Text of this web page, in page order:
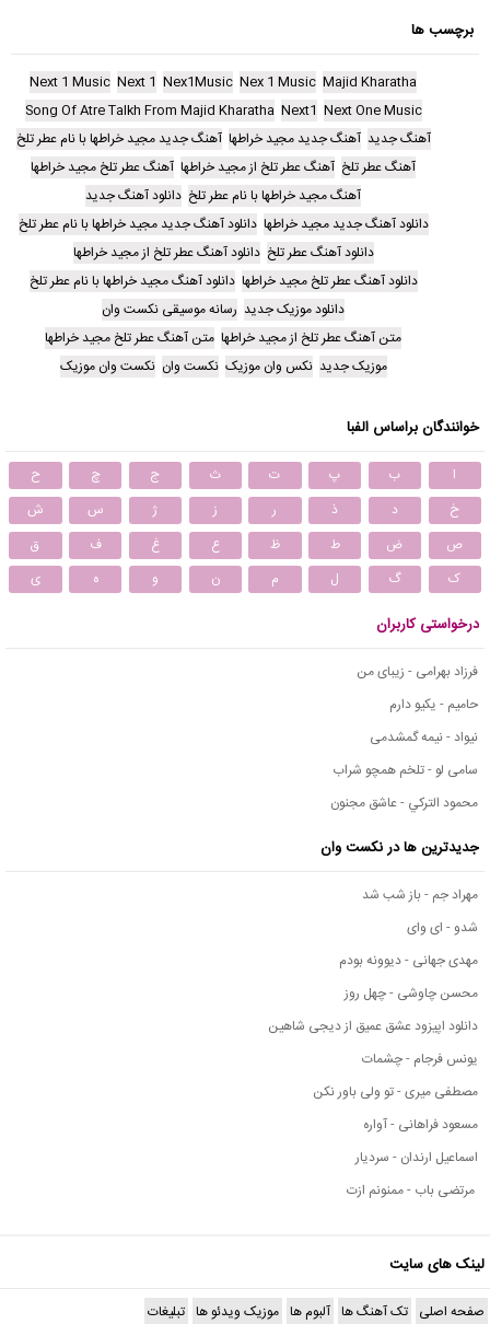
برچسب ها
Majid Kharatha
Nex 1 Music
Nex1Music
Next 1
Next 1 Music
Next One Music
Next1
Song Of Atre Talkh From Majid Kharatha
آهنگ جدید آهنگ جدید مجید خراطها آهنگ جدید مجید خراطها با نام عطر تلخ
آهنگ عطر تلخ آهنگ عطر تلخ از مجید خراطها آهنگ عطر تلخ مجید خراطها
آهنگ مجید خراطها با نام عطر تلخ دانلود آهنگ جدید
دانلود آهنگ جدید مجید خراطها دانلود آهنگ جدید مجید خراطها با نام عطر تلخ
دانلود آهنگ عطر تلخ دانلود آهنگ عطر تلخ از مجید خراطها
دانلود آهنگ عطر تلخ مجید خراطها دانلود آهنگ مجید خراطها با نام عطر تلخ
دانلود موزیک جدید رسانه موسیقی نکست وان
متن آهنگ عطر تلخ از مجید خراطها متن آهنگ عطر تلخ مجید خراطها
موزیک جدید نکس وان موزیک نکست وان نکست وان موزیک
خوانندگان براساس الفبا
ا ب پ ت ث ج چ
ح
خ
د ذ ر ز ژ س
ش
ص
ض ط ظ ع غ ف
ق
ک
گ ل م ن و ه ی
درخواستی کاربران
فرزاد بهرامی - زیبای من
حامیم - یکیو دارم
نیواد - نیمه گمشدمی
سامی لو - تلخم همچو شراب
محمود التركي - عاشق مجنون
جدیدترین ها در نکست وان
مهراد جم - باز شب شد
شدو - ای وای
مهدی جهانی - دیوونه بودم
محسن چاوشی - چهل روز
دانلود اپیزود عشق عمیق از دیجی شاهین
یونس فرجام - چشمات
مصطفی میری - تو ولی باور نکن
مسعود فراهانی - آواره
اسماعیل ارندان - سردیار
مرتضی باب - ممنونم ازت
لینک های سایت
صفحه اصلی تک آهنگ ها آلبوم ها موزیک ویدئو ها تبلیغات